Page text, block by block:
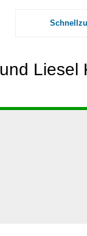
Liesel